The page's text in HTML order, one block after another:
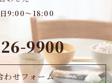
9:00～18:00
9900
わせフォーム